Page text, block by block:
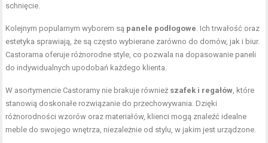
schnięcie.
Kolejnym popularnym wyborem są panele podłogowe . Ich trwałość oraz
estetyka sprawiają, że są często wybierane zarówno do domów, jak i biur.
Castorama oferuje różnorodne style, co pozwala na dopasowanie paneli
do indywidualnych upodobań każdego klienta.
W asortymencie Castoramy nie brakuje również szafek i regałów , które
stanowią doskonałe rozwiązanie do przechowywania. Dzięki
różnorodności wzorów oraz materiałów, klienci mogą znaleźć idealne
meble do swojego wnętrza, niezależnie od stylu, w jakim jest urządzone.